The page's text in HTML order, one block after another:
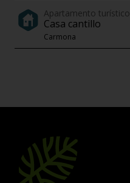
Apartamento turístico
Casa cantillo
Carmona